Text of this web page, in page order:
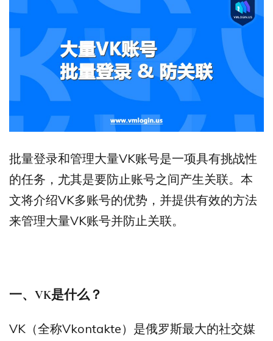
批量登录和管理大量VK账号是一项具有挑战性
的任务，尤其是要防止账号之间产生关联。本
文将介绍VK多账号的优势，并提供有效的方法
来管理大量VK账号并防止关联。
一、 VK是什么？
VK（全称Vkontakte）是俄罗斯最大的社交媒